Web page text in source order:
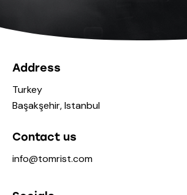
Address
Turkey
Başakşehir, Istanbul
Contact us
info@tomrist.com